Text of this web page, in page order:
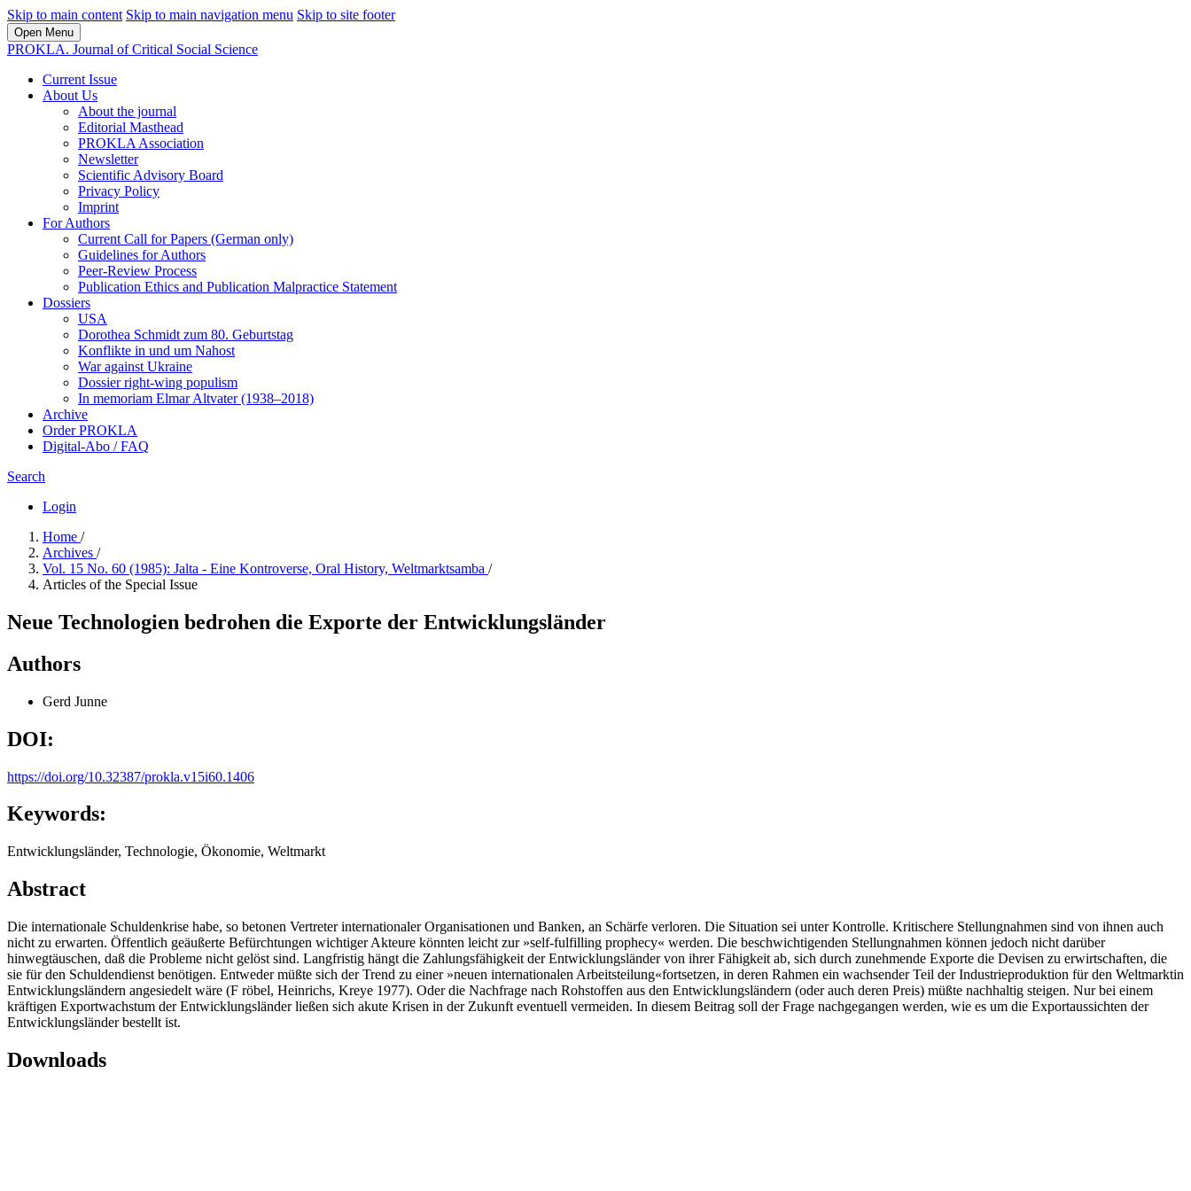
Skip to main content Skip to main navigation menu Skip to site footer
Open Menu
PROKLA. Journal of Critical Social Science
Current Issue
About Us
About the journal
Editorial Masthead
PROKLA Association
Newsletter
Scientific Advisory Board
Privacy Policy
Imprint
For Authors
Current Call for Papers (German only)
Guidelines for Authors
Peer-Review Process
Publication Ethics and Publication Malpractice Statement
Dossiers
USA
Dorothea Schmidt zum 80. Geburtstag
Konflikte in und um Nahost
War against Ukraine
Dossier right-wing populism
In me­mo­ri­am Elmar Altvater (1938–2018)
Archive
Order PROKLA
Digital-Abo / FAQ
Search
Login
Home /
Archives /
Vol. 15 No. 60 (1985): Jalta - Eine Kontroverse, Oral History, Weltmarktsamba /
Articles of the Special Issue
Neue Technologien bedrohen die Exporte der Entwicklungsländer
Authors
Gerd Junne
DOI:
https://doi.org/10.32387/prokla.v15i60.1406
Keywords:
Entwicklungsländer, Technologie, Ökonomie, Weltmarkt
Abstract
Die internationale Schuldenkrise habe, so betonen Vertreter internationaler Organisationen und Banken, an Schärfe verloren. Die Situation sei unter Kontrolle. Kritischere Stellungnahmen sind von ihnen auch
nicht zu erwarten. Öffentlich geäußerte Befürchtungen wichtiger Akteure könnten leicht zur »self-fulfilling prophecy« werden. Die beschwichtigenden Stellungnahmen können jedoch nicht darüber
hinwegtäuschen, daß die Probleme nicht gelöst sind. Langfristig hängt die Zahlungsfähigkeit der Entwicklungsländer von ihrer Fähigkeit ab, sich durch zunehmende Exporte die Devisen zu erwirtschaften, die
sie für den Schuldendienst benötigen. Entweder müßte sich der Trend zu einer »neuen internationalen Arbeitsteilung«fortsetzen, in deren Rahmen ein wachsender Teil der Industrieproduktion für den Weltmarktin
Entwicklungsländern angesiedelt wäre (F röbel, Heinrichs, Kreye 1977). Oder die Nachfrage nach Rohstoffen aus den Entwicklungsländern (oder auch deren Preis) müßte nachhaltig steigen. Nur bei einem
kräftigen Exportwachstum der Entwicklungsländer ließen sich akute Krisen in der Zukunft eventuell vermeiden. In diesem Beitrag soll der Frage nachgegangen werden, wie es um die Exportaussichten der
Entwicklungsländer bestellt ist.
Downloads